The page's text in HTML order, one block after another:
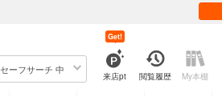
セーフサーチ 中
来店pt
Get!
閲覧履歴 My本棚